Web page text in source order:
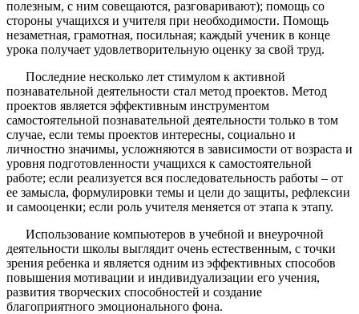
полезным, с ним совещаются, разговаривают); помощь со
стороны учащихся и учителя при необходимости. Помощь
незаметная, грамотная, посильная; каждый ученик в конце
урока получает удовлетворительную оценку за свой труд.
Последние несколько лет стимулом к активной
познавательной деятельности стал метод проектов. Метод
проектов является эффективным инструментом
самостоятельной познавательной деятельности только в том
случае, если темы проектов интересны, социально и
личностно значимы, усложняются в зависимости от возраста и
уровня подготовленности учащихся к самостоятельной
работе; если реализуется вся последовательность работы – от
ее замысла, формулировки темы и цели до защиты, рефлексии
и самооценки; если роль учителя меняется от этапа к этапу.
Использование компьютеров в учебной и внеурочной
деятельности школы выглядит очень естественным, с точки
зрения ребенка и является одним из эффективных способов
повышения мотивации и индивидуализации его учения,
развития творческих способностей и создание
благоприятного эмоционального фона.